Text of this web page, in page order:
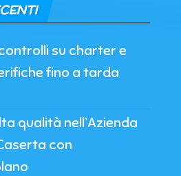
su charter e
fino a tarda
qualità nell’Azienda
con